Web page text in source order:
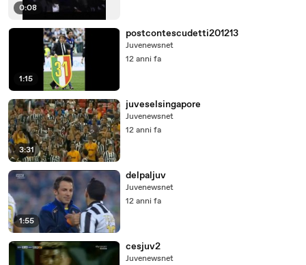
0:08
1:15
postcontescudetti201213
Juvenewsnet
12 anni fa
3:31
juveselsingapore
Juvenewsnet
12 anni fa
1:55
delpaljuv
Juvenewsnet
12 anni fa
cesjuv2
Juvenewsnet